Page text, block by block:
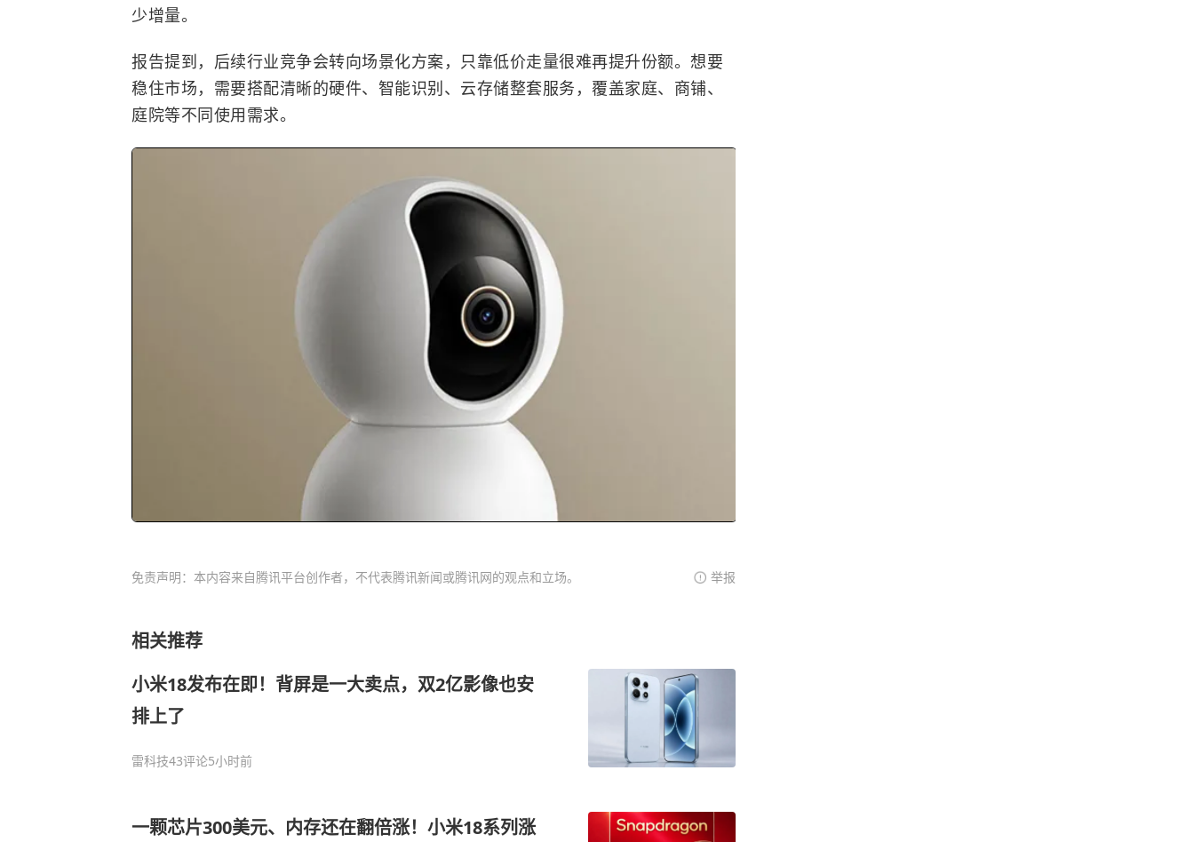
少增量。
报告提到，后续行业竞争会转向场景化方案，只靠低价走量很难再提升份额。想要
稳住市场，需要搭配清晰的硬件、智能识别、云存储整套服务，覆盖家庭、商铺、
庭院等不同使用需求。
免责声明：本内容来自腾讯平台创作者，不代表腾讯新闻或腾讯网的观点和立场。 举报
相关推荐
小米18发布在即！背屏是一大卖点，双2亿影像也安
排上了
雷科技43评论5小时前
一颗芯片300美元、内存还在翻倍涨！小米18系列涨